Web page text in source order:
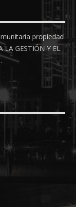
propiedad
LA GESTIÓN Y EL